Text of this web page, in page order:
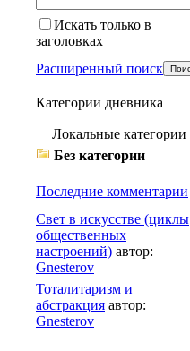
Искать только в
заголовках
Расширенный поиск
Категории дневника
Локальные категории
Без категории
Последние комментарии
Свет в искусстве (циклы
общественных
настроений) автор:
Gnesterov
Тоталитаризм и
абстракция автор:
Gnesterov